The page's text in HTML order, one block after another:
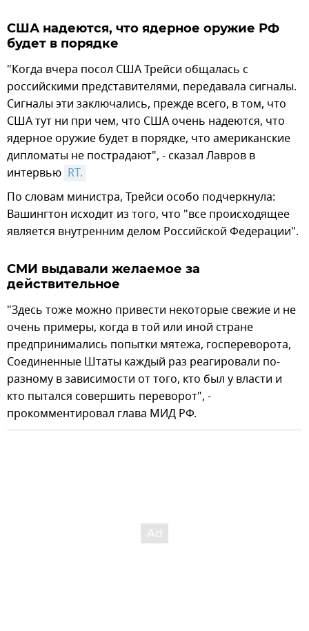
США надеются, что ядерное оружие РФ
будет в порядке
"Когда вчера посол США Трейси общалась с
российскими представителями, передавала сигналы.
Сигналы эти заключались, прежде всего, в том, что
США тут ни при чем, что США очень надеются, что
ядерное оружие будет в порядке, что американские
дипломаты не пострадают", - сказал Лавров в
интервью RT.
По словам министра, Трейси особо подчеркнула:
Вашингтон исходит из того, что "все происходящее
является внутренним делом Российской Федерации".
СМИ выдавали желаемое за
действительное
"Здесь тоже можно привести некоторые свежие и не
очень примеры, когда в той или иной стране
предпринимались попытки мятежа, госпереворота,
Соединенные Штаты каждый раз реагировали по-
разному в зависимости от того, кто был у власти и
кто пытался совершить переворот", -
прокомментировал глава МИД РФ.